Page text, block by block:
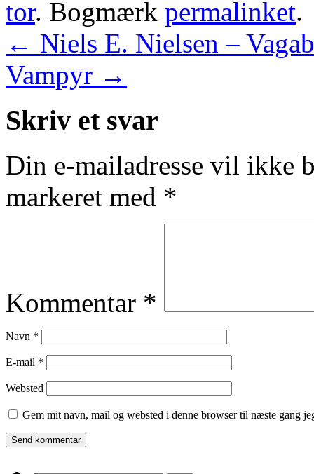
tor. Bogmærk permalinket.
← Niels E. Nielsen –
Vampyr →
Skriv et svar
Din e-mailadresse vil ikke
markeret med *
Kommentar *
Navn *
E-mail *
Websted
Gem mit navn, mail og websted i denne browser til næste gang